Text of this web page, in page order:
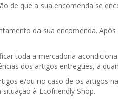
de que a sua encomenda se
da sua encomenda.
toda a mercadoria
dos artigos entregues, a
e/ou no caso de os artigos
à Ecofriendly Shop.